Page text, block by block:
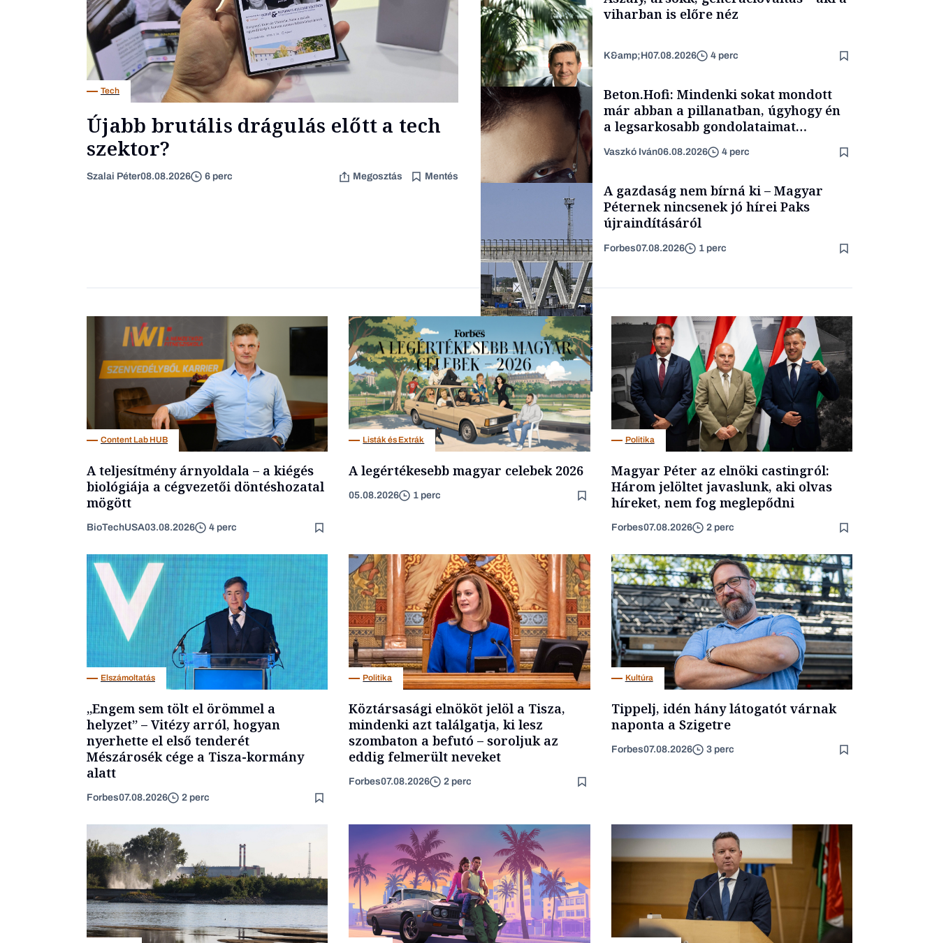
Tech
Újabb brutális drágulás előtt a tech
szektor?
Szalai Péter08.08.2026 6 perc Megosztás Mentés
Családi vállalkozások
TÁMOGATÓI
TARTALOM
viharban is előre néz
K&amp;H07.08.2026 4 perc
Forbes-sztori
Beton.Hofi: Mindenki sokat mondott
már abban a pillanatban, úgyhogy én
a legsarkosabb gondolataimat
Vaszkó Iván06.08.2026 4 perc
Energia
A gazdaság nem bírná ki – Magyar
Péternek nincsenek jó hírei Paks
újraindításáról
Forbes07.08.2026 1 perc
Content Lab HUB
A teljesítmény árnyoldala – a kiégés
biológiája a cégvezetői döntéshozatal
mögött
BioTechUSA03.08.2026 4 perc
Listák és Extrák
A legértékesebb magyar celebek 2026
05.08.2026 1 perc
Politika
Magyar Péter az elnöki castingról:
Három jelöltet javaslunk, aki olvas
híreket, nem fog meglepődni
Forbes07.08.2026 2 perc
Elszámoltatás
„Engem sem tölt el örömmel a
helyzet” – Vitézy arról, hogyan
nyerhette el első tenderét
Mészárosék cége a Tisza-kormány
alatt
Forbes07.08.2026 2 perc
Politika
Köztársasági elnököt jelöl a Tisza,
mindenki azt találgatja, ki lesz
szombaton a befutó – soroljuk az
eddig felmerült neveket
Forbes07.08.2026 2 perc
Kultúra
Tippelj, idén hány látogatót várnak
naponta a Szigetre
Forbes07.08.2026 3 perc